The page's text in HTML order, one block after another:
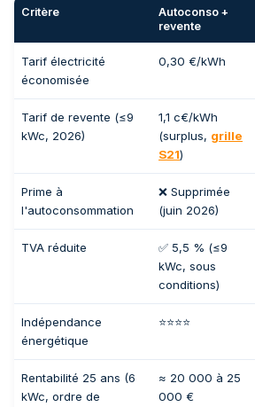
Critère
Autoconso +
revente
Tarif électricité
économisée
0,30 €/kWh
Tarif de revente (≤9
kWc, 2026)
1,1 c€/kWh
(surplus, grille
S21)
Prime à
l'autoconsommation
❌ Supprimée
(juin 2026)
TVA réduite
✅ 5,5 % (≤9
kWc, sous
conditions)
Indépendance
énergétique
⭐⭐⭐⭐
Rentabilité 25 ans (6
kWc, ordre de
≈ 20 000 à 25
000 €